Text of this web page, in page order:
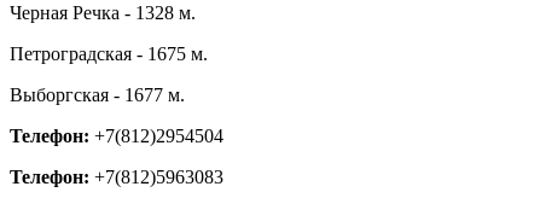
Черная Речка - 1328 м.
Петроградская - 1675 м.
Выборгская - 1677 м.
Телефон: +7(812)2954504
Телефон: +7(812)5963083